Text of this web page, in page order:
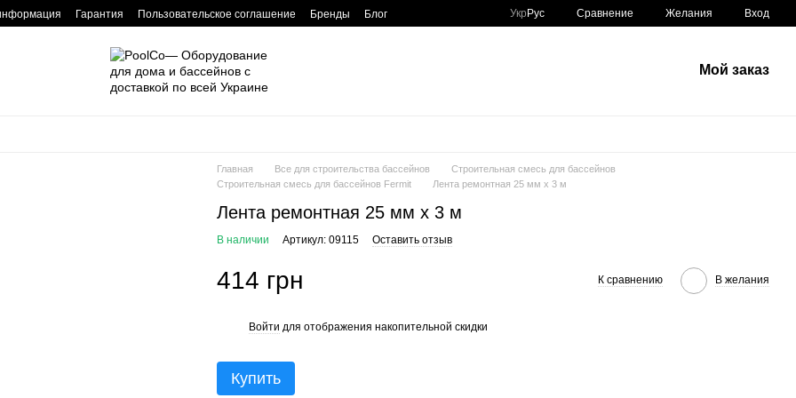
Гарантия Пользовательское соглашение Бренды Блог Укр Рус Сравнение Желания Вход
Мой заказ
Главная Все для строительства бассейнов
Строительная смесь для бассейнов
Строительная смесь для бассейнов Fermit
Лента ремонтная 25 мм х 3 м
Лента ремонтная 25 мм х 3 м
В наличии Артикул: 09115 Оставить отзыв
414 грн К сравнению В желания
Войти для отображения накопительной скидки
Купить